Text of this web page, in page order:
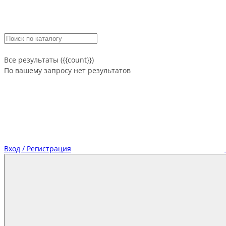
Все результаты ({{count}})
По вашему запросу нет результатов
Вход / Регистрация